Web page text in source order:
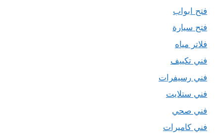
فتح ابواب
فتح سيارة
فلاتر مياه
فني تكييف
فني رسيفرات
فني ستلايت
فني صحي
فني كاميرات